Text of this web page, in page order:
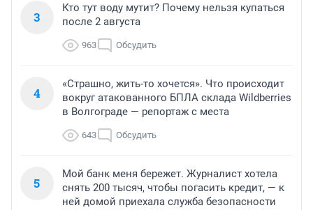
3
Кто тут воду мутит? Почему нельзя купаться
после 2 августа
963 Обсудить
4
«Страшно, жить-то хочется». Что происходит
вокруг атакованного БПЛА склада Wildberries
в Волгограде — репортаж с места
643 Обсудить
5
Мой банк меня бережет. Журналист хотела
снять 200 тысяч, чтобы погасить кредит, — к
ней домой приехала служба безопасности